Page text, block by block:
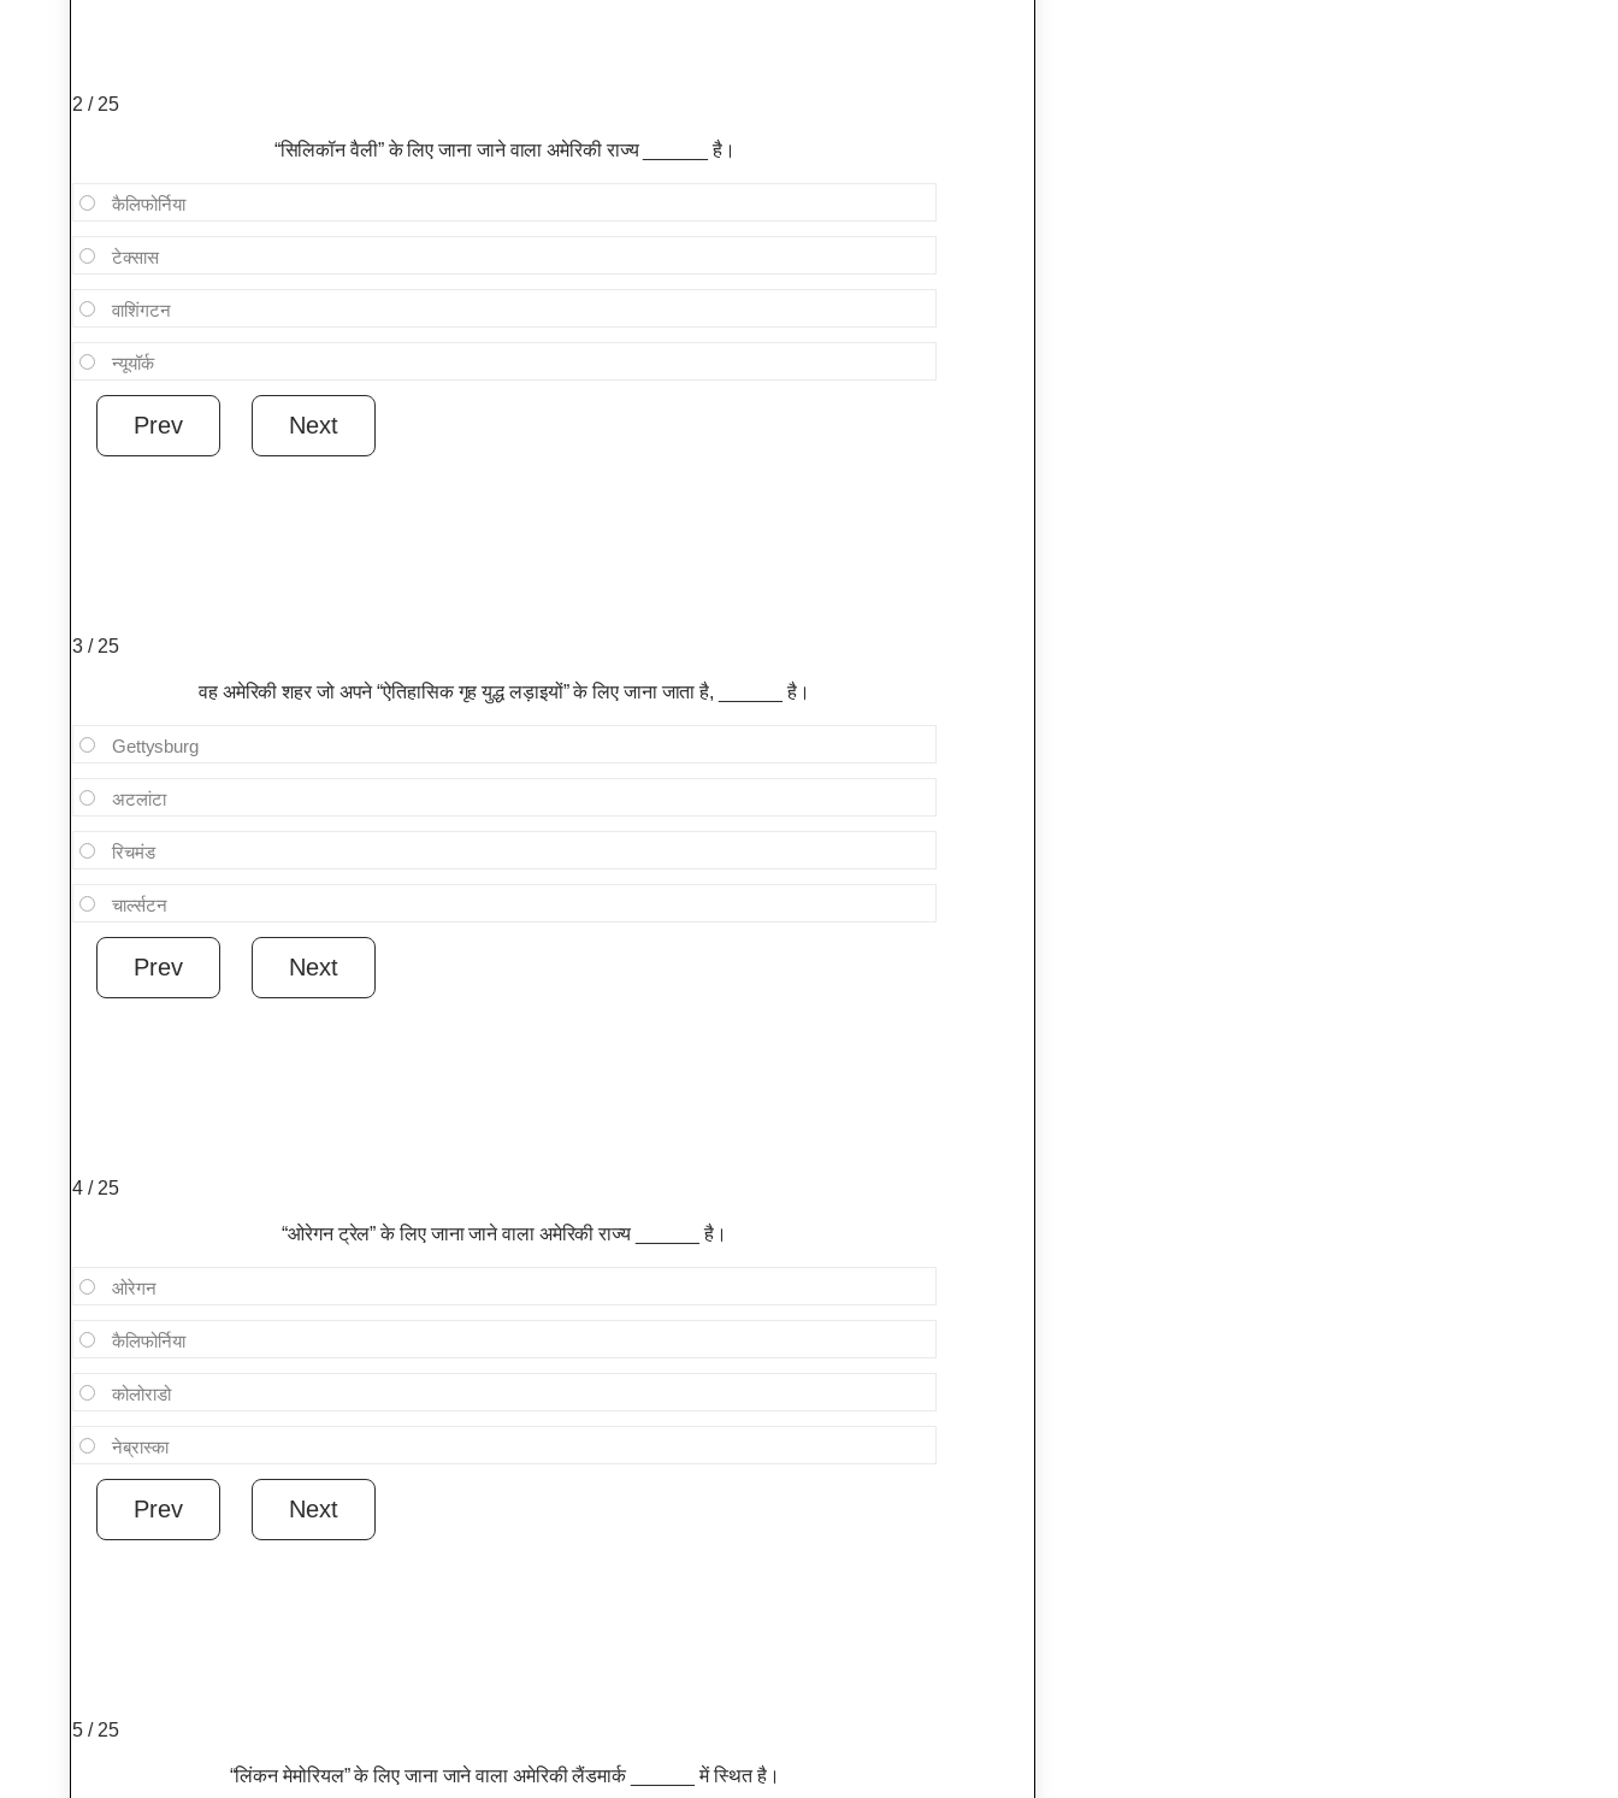
2 / 25
“सिलिकॉन वैली” के लिए जाना जाने वाला अमेरिकी राज्य ______ है।
कैलिफोर्निया
टेक्सास
वाशिंगटन
न्यूयॉर्क
3 / 25
वह अमेरिकी शहर जो अपने “ऐतिहासिक गृह युद्ध लड़ाइयों” के लिए जाना जाता है, ______ है।
Gettysburg
अटलांटा
रिचमंड
चार्ल्सटन
4 / 25
“ओरेगन ट्रेल” के लिए जाना जाने वाला अमेरिकी राज्य ______ है।
ओरेगन
कैलिफोर्निया
कोलोराडो
नेब्रास्का
5 / 25
“लिंकन मेमोरियल” के लिए जाना जाने वाला अमेरिकी लैंडमार्क ______ में स्थित है।